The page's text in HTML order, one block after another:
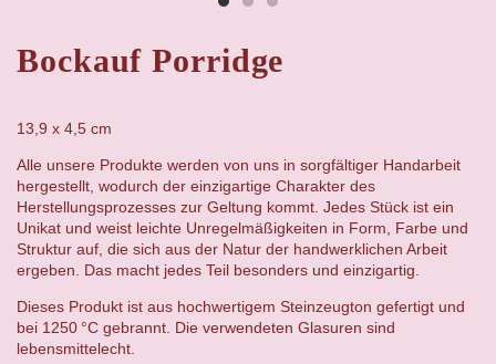
Bockauf Porridge
13,9 x 4,5 cm
Alle unsere Produkte werden von uns in sorgfältiger Handarbeit
hergestellt, wodurch der einzigartige Charakter des
Herstellungsprozesses zur Geltung kommt. Jedes Stück ist ein
Unikat und weist leichte Unregelmäßigkeiten in Form, Farbe und
Struktur auf, die sich aus der Natur der handwerklichen Arbeit
ergeben. Das macht jedes Teil besonders und einzigartig.
Dieses Produkt ist aus hochwertigem Steinzeugton gefertigt und
bei 1250 °C gebrannt. Die verwendeten Glasuren sind
lebensmittelecht.